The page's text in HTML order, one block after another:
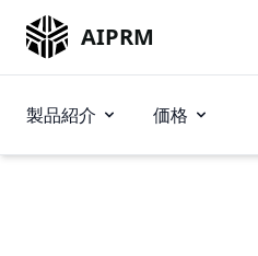
AIPRM
製品紹介 価格